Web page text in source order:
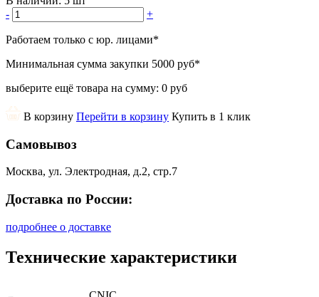
-
+
Работаем только с юр. лицами*
Минимальная сумма закупки 5000 руб*
выберите ещё товара на сумму: 0 руб
В корзину Перейти в корзину Купить в 1 клик
Самовывоз
Москва, ул. Электродная, д.2, стр.7
Доставка по России:
подробнее о доставке
Технические характеристики